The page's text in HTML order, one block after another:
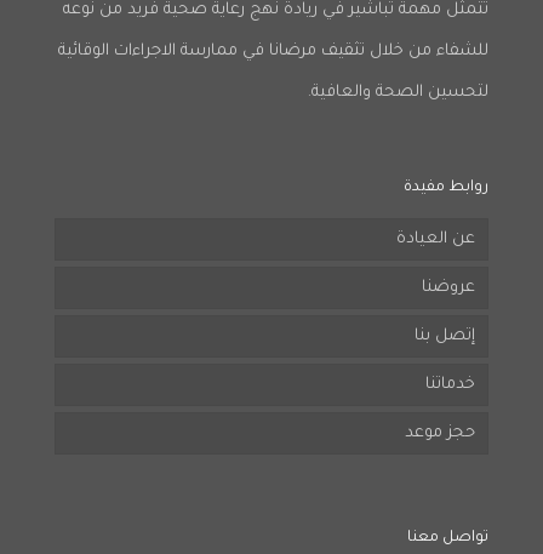
تتمثل مهمة تباشير في ريادة نهج رعاية صحية فريد من نوعه
للشفاء من خلال تثقيف مرضانا في ممارسة الاجراءات الوقائية
لتحسين الصحة والعافية.
روابط مفيدة
عن العيادة
عروضنا
إتصل بنا
خدماتنا
حجز موعد
تواصل معنا